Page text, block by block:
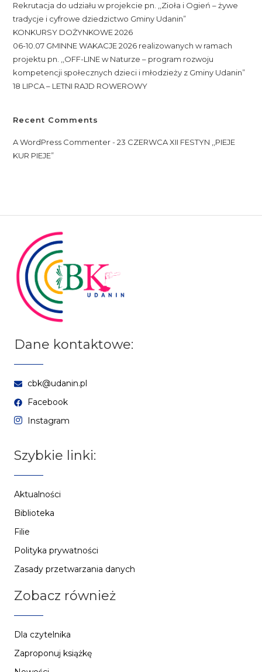
Rekrutacja do udziału w projekcie pn. ,,Zioła i Ogień – żywe
tradycje i cyfrowe dziedzictwo Gminy Udanin”
KONKURSY DOŻYNKOWE 2026
06-10.07 GMINNE WAKACJE 2026 realizowanych w ramach
projektu pn. ,,OFF-LINE w Naturze – program rozwoju
kompetencji społecznych dzieci i młodzieży z Gminy Udanin”
18 LIPCA – LETNI RAJD ROWEROWY
Recent Comments
A WordPress Commenter-23 CZERWCA XII FESTYN ,,PIEJE
KUR PIEJE”
Dane kontaktowe:
cbk@udanin.pl
Facebook
Instagram
Szybkie linki:
Aktualności
Biblioteka
Filie
Polityka prywatności
Zasady przetwarzania danych
Zobacz również
Dla czytelnika
Zaproponuj książkę